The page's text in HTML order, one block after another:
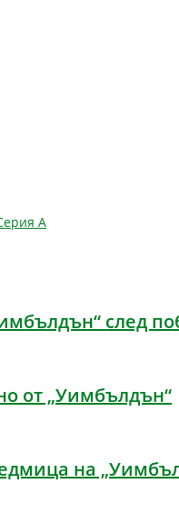
А
след
от „Уимбълдън“
на